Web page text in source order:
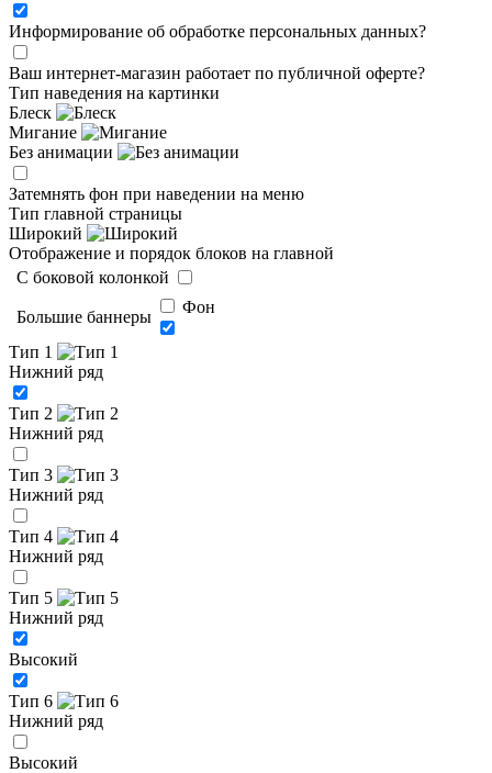
Информирование об обработке персональных данных?
Ваш интернет-магазин работает по публичной оферте?
Тип наведения на картинки
Блеск
Мигание
Без анимации
Затемнять фон при наведении на меню
Тип главной страницы
Широкий
Отображение и порядок блоков на главной
C боковой колонкой
Большие баннеры
Фон
Тип 1
Нижний ряд
Тип 2
Нижний ряд
Тип 3
Нижний ряд
Тип 4
Нижний ряд
Тип 5
Нижний ряд
Высокий
Тип 6
Нижний ряд
Высокий